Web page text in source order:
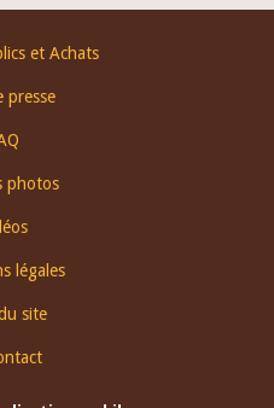
et Achats
presse
photos
légales
site